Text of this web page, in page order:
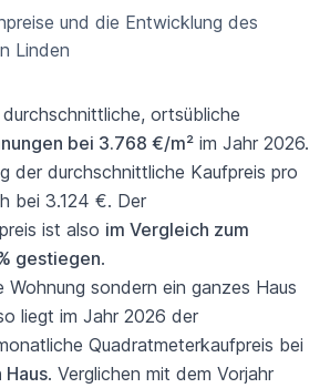
und die Entwicklung des
Linden
ortsübliche
bei 3.768 €/m² im Jahr 2026.
der durchschnittliche Kaufpreis pro
bei 3.124 €. Der
ist also im Vergleich zum
gestiegen.
sondern ein ganzes Haus
liegt im Jahr 2026 der
Quadratmeterkaufpreis bei
Haus. Verglichen mit dem Vorjahr